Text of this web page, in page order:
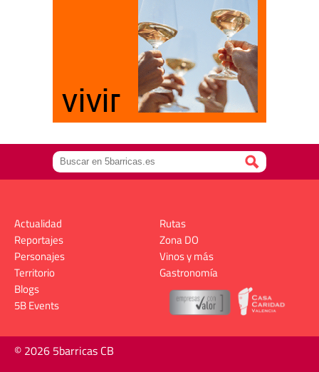
Actualidad
Reportajes
Personajes
Territorio
Rutas
Zona DO
Vinos y más
Gastronomía
Blogs
5B Events
© 2026 5barricas CB